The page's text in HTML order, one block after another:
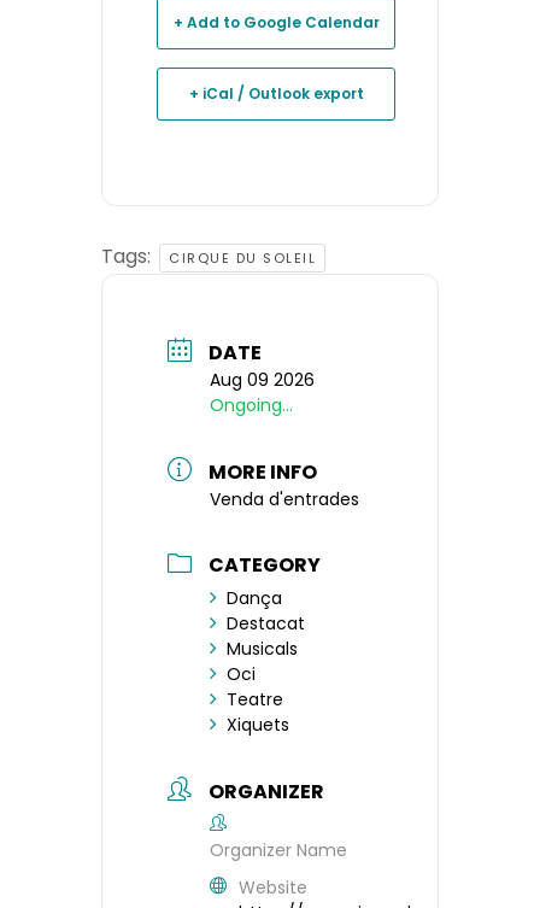
+ Add to Google Calendar
+ iCal / Outlook export
Tags: CIRQUE DU SOLEIL
DATE
Aug 09 2026
Ongoing...
MORE INFO
Venda d'entrades
CATEGORY
Dança
Destacat
Musicals
Oci
Teatre
Xiquets
ORGANIZER
Organizer Name
Website